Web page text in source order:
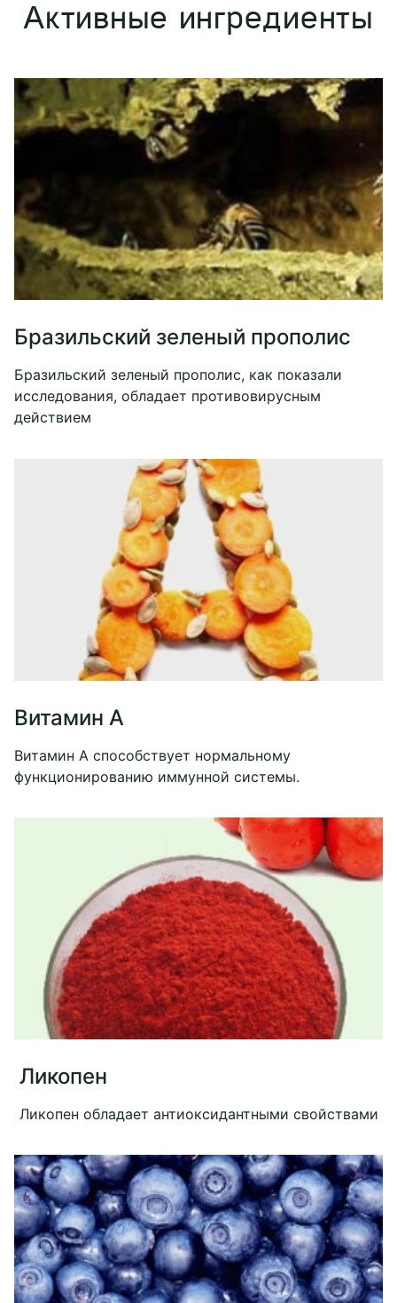
Активные ингредиенты
Бразильский зеленый прополис
Бразильский зеленый прополис, как показали
исследования, обладает противовирусным
действием
Витамин A
Витамин А способствует нормальному
функционированию иммунной системы.
Ликопен
Ликопен обладает антиоксидантными свойствами